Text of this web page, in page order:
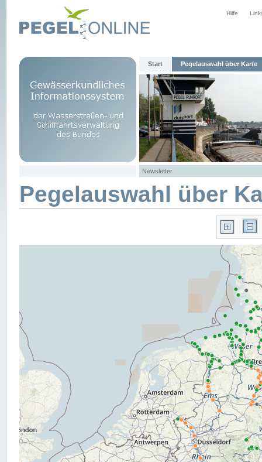
Hilfe
Start Pegelauswahl über Karte
Newsletter
Pegelauswahl über